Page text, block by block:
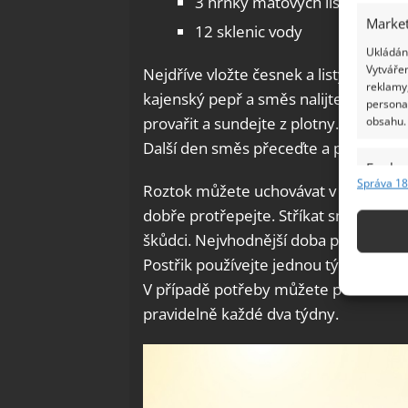
obsahu.
Funkce
Správa
12 sklenic vody
Nejdříve vložte česnek a listy máty
kajenský pepř a směs nalijte do
provařit a sundejte z plotny. Odložte
Další den směs přeceďte a přidejte
Roztok můžete uchovávat v lahvi s
dobře protřepejte. Stříkat směsí
škůdci. Nejvhodnější doba použití
Postřik používejte jednou týdně,
V případě potřeby můžete použít i
pravidelně každé dva týdny.